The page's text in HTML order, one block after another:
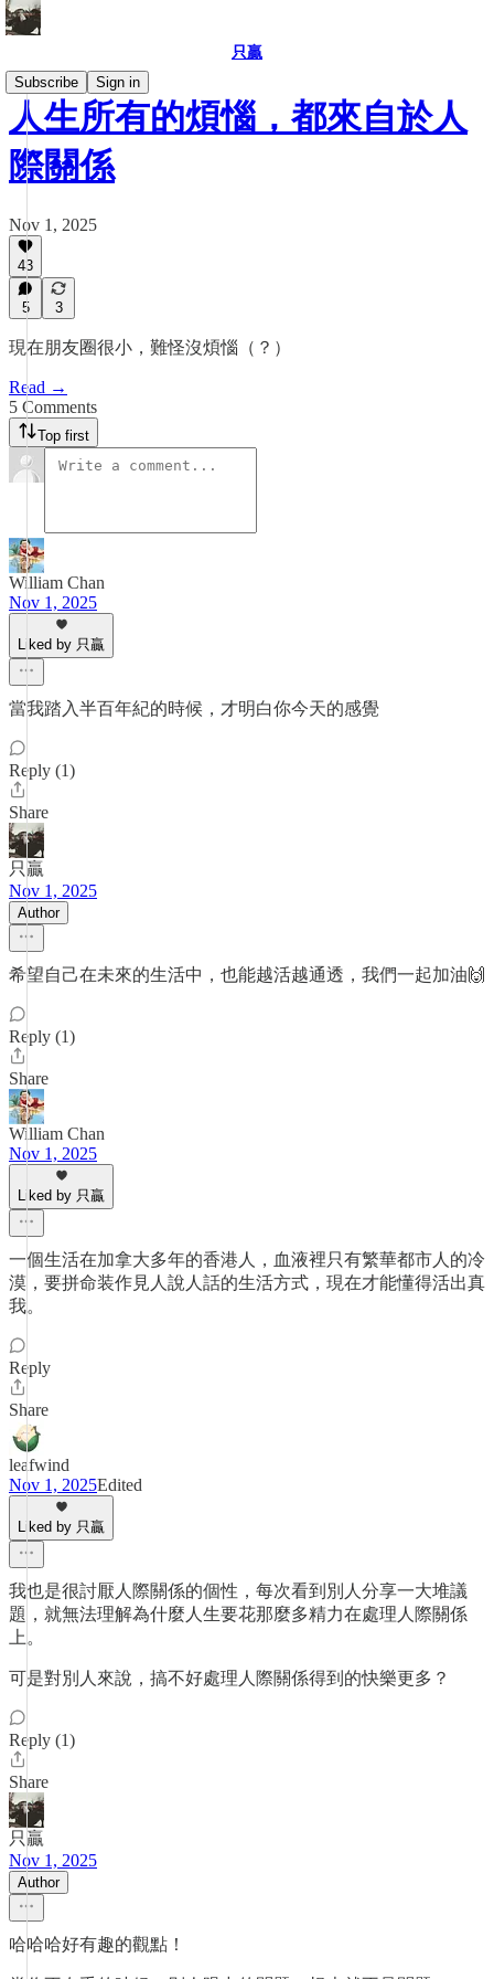
只贏
Subscribe
Sign in
人生所有的煩惱，都來自於人
際關係
Nov 1, 2025
43
5 3
現在朋友圈很小，難怪沒煩惱（？）
Read →
5 Comments
Top first
William Chan
Nov 1, 2025
Liked by 只贏
當我踏入半百年紀的時候，才明白你今天的感覺
Reply (1)
Share
只贏
Nov 1, 2025
Author
希望自己在未來的生活中，也能越活越通透，我們一起加油🙌
Reply (1)
Share
William Chan
Nov 1, 2025
Liked by 只贏
一個生活在加拿大多年的香港人，血液裡只有繁華都市人的冷
漠，要拼命装作見人說人話的生活方式，現在才能懂得活出真
我。
Reply
Share
leafwind
Nov 1, 2025Edited
Liked by 只贏
我也是很討厭人際關係的個性，每次看到別人分享一大堆議
題，就無法理解為什麼人生要花那麼多精力在處理人際關係
上。
可是對別人來說，搞不好處理人際關係得到的快樂更多？
Reply (1)
Share
只贏
Nov 1, 2025
Author
哈哈哈好有趣的觀點！